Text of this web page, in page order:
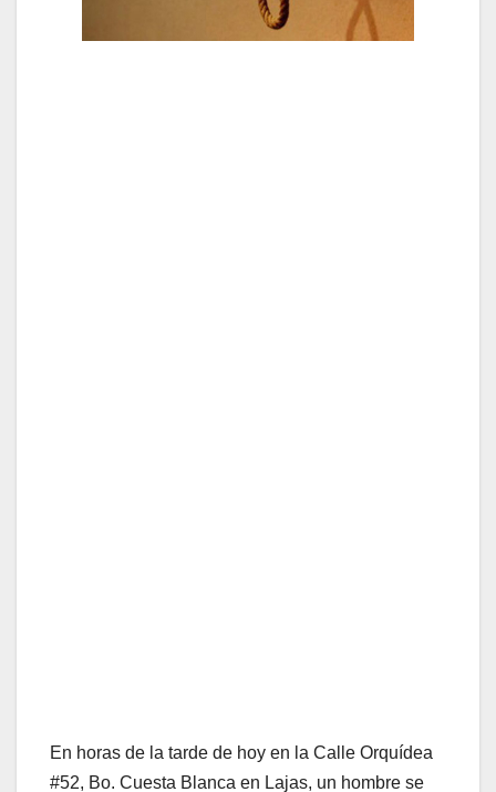
En horas de la tarde de hoy en la Calle Orquídea
#52, Bo. Cuesta Blanca en Lajas, un hombre se